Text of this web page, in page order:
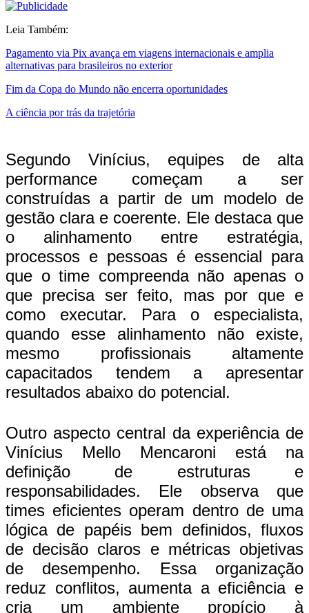
Leia Também:
Pagamento via Pix avança em viagens internacionais e amplia
alternativas para brasileiros no exterior
Fim da Copa do Mundo não encerra oportunidades
A ciência por trás da trajetória
Segundo Vinícius, equipes de alta
performance começam a ser
construídas a partir de um modelo de
gestão clara e coerente. Ele destaca que
o alinhamento entre estratégia,
processos e pessoas é essencial para
que o time compreenda não apenas o
que precisa ser feito, mas por que e
como executar. Para o especialista,
quando esse alinhamento não existe,
mesmo profissionais altamente
capacitados tendem a apresentar
resultados abaixo do potencial.
Outro aspecto central da experiência de
Vinícius Mello Mencaroni está na
definição de estruturas e
responsabilidades. Ele observa que
times eficientes operam dentro de uma
lógica de papéis bem definidos, fluxos
de decisão claros e métricas objetivas
de desempenho. Essa organização
reduz conflitos, aumenta a eficiência e
cria um ambiente propício à